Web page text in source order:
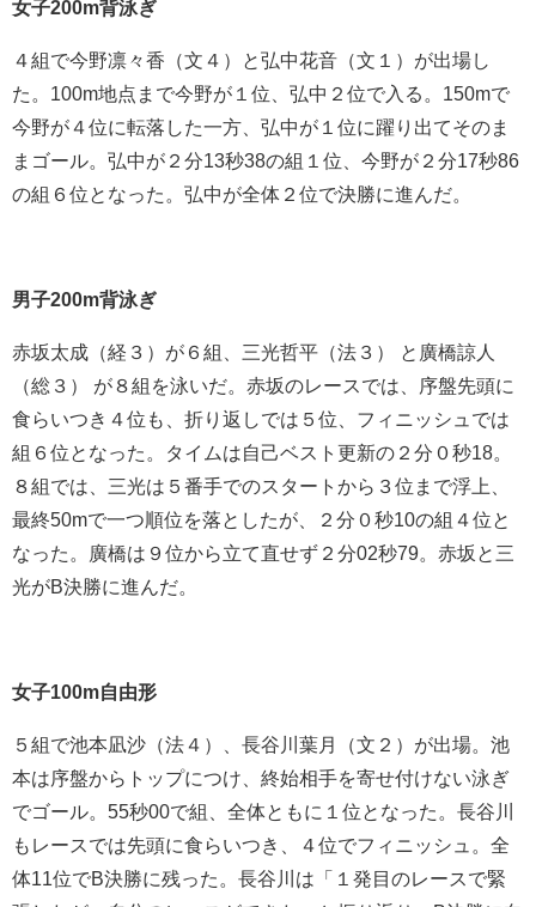
女子200m背泳ぎ
４組で今野凛々香（文４）と弘中花音（文１）が出場し
た。100m地点まで今野が１位、弘中２位で入る。150mで
今野が４位に転落した一方、弘中が１位に躍り出てそのま
まゴール。弘中が２分13秒38の組１位、今野が２分17秒86
の組６位となった。弘中が全体２位で決勝に進んだ。
男子200m背泳ぎ
赤坂太成（経３）が６組、三光哲平（法３） と廣橋諒人
（総３） が８組を泳いだ。赤坂のレースでは、序盤先頭に
食らいつき４位も、折り返しでは５位、フィニッシュでは
組６位となった。タイムは自己ベスト更新の２分０秒18。
８組では、三光は５番手でのスタートから３位まで浮上、
最終50mで一つ順位を落としたが、２分０秒10の組４位と
なった。廣橋は９位から立て直せず２分02秒79。赤坂と三
光がB決勝に進んだ。
女子100m自由形
５組で池本凪沙（法４）、長谷川葉月（文２）が出場。池
本は序盤からトップにつけ、終始相手を寄せ付けない泳ぎ
でゴール。55秒00で組、全体ともに１位となった。長谷川
もレースでは先頭に食らいつき、４位でフィニッシュ。全
体11位でB決勝に残った。長谷川は「１発目のレースで緊